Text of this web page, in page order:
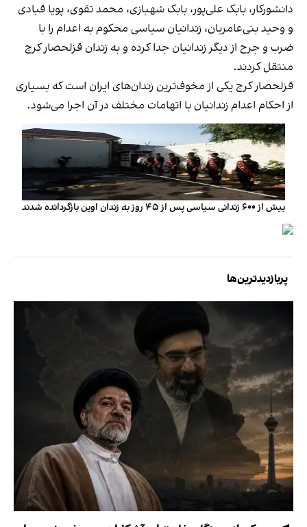
دانشورکار، بابک علی‌پور، بابک شهبازی، محمد تقوی، پویا قبادی
و وحید بنی‌عامریان، زندانیان سیاسی محکوم به اعدام را با
ضرب و جرح از دیگر زندانیان جدا کرده و به زندان قزلحصار کرج
منتقل کردند.
قزلحصار کرج یکی از مخوف‌ترین زندان‌های ایران است که بسیاری
از احکام اعدام زندانیان با اتهامات مختلف در آن اجرا می‌شود.
بیش از ۶۰۰ زندانی سیاسی پس از ۴۵ روز به زندان اوین بازگردانده شدند
پربازدیدترین‌ها